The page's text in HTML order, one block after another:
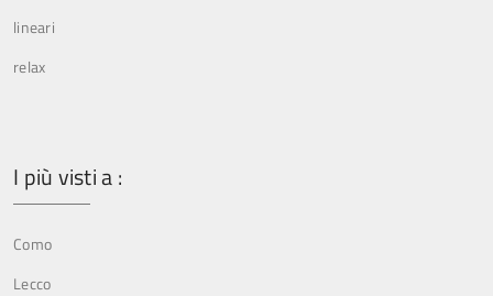
lineari
relax
I più visti a :
Como
Lecco